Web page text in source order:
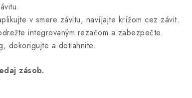
v smere závitu, navíjajte krížom cez závit.
integrovaným rezačom a zabezpečte.
dokorigujte a dotiahnite.
zásob.